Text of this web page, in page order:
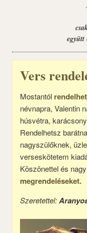
együtt
Vers
Mostantól
névnapra, Valentin
húsvétra,
Rendelhetsz
nagyszülőknek,
verseskötetem
Köszönettel és
megrendeléseket.
Szeretettel: